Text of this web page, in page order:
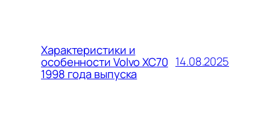
Характеристики и
особенности Volvo XC70
1998 года выпуска
14.08.2025